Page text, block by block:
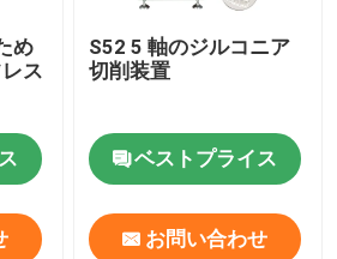
め
ス
S52 5 軸のジルコニア
切削装置
ベストプライス
お問い合わせ